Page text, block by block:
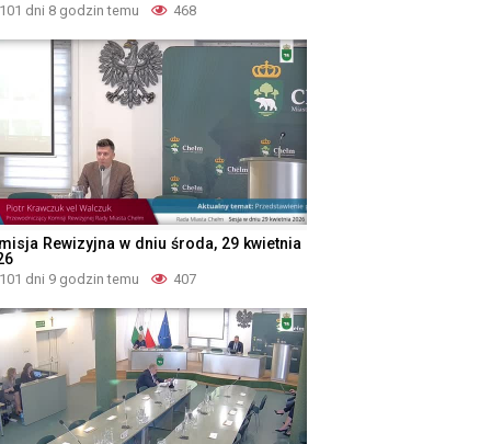
101 dni 8 godzin temu 468
Rewizyjna w dniu środa, 29 kwietnia
101 dni 9 godzin temu 407